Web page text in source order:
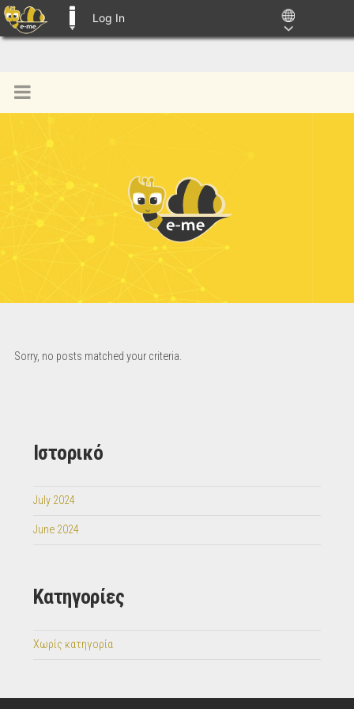
Log In
Sorry, no posts matched your criteria.
Ιστορικό
July 2024
June 2024
Kατηγορίες
Χωρίς κατηγορία